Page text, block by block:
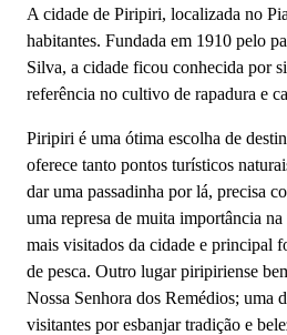
A cidade de Piripiri, localizada no
habitantes. Fundada em 1910 pelo
Silva, a cidade ficou conhecida por
referência no cultivo de rapadura e
Piripiri é uma ótima escolha de
oferece tanto pontos turísticos
dar uma passadinha por lá, precisa
uma represa de muita importância
mais visitados da cidade e principal
de pesca. Outro lugar piripiriense
Nossa Senhora dos Remédios; uma
visitantes por esbanjar tradição e